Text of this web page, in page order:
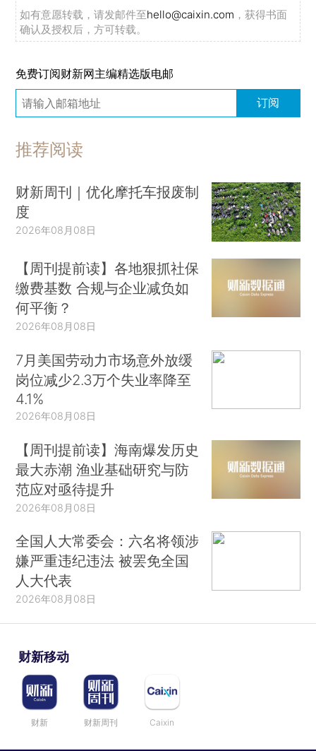
如有意愿转载，请发邮件至hello@caixin.com ，获得书面
确认及授权后，方可转载。
免费订阅财新网主编精选版电邮
订阅
推荐阅读
财新周刊｜优化摩托车报废制
度
2026年08月08日
【周刊提前读】各地狠抓社保
缴费基数 合规与企业减负如
何平衡？
2026年08月08日
7月美国劳动力市场意外放缓
岗位减少2.3万个失业率降至
4.1%
2026年08月08日
【周刊提前读】海南爆发历史
最大赤潮 渔业基础研究与防
范应对亟待提升
2026年08月08日
全国人大常委会：六名将领涉
嫌严重违纪违法 被罢免全国
人大代表
2026年08月08日
财新移动
财新 财新周刊 Caixin